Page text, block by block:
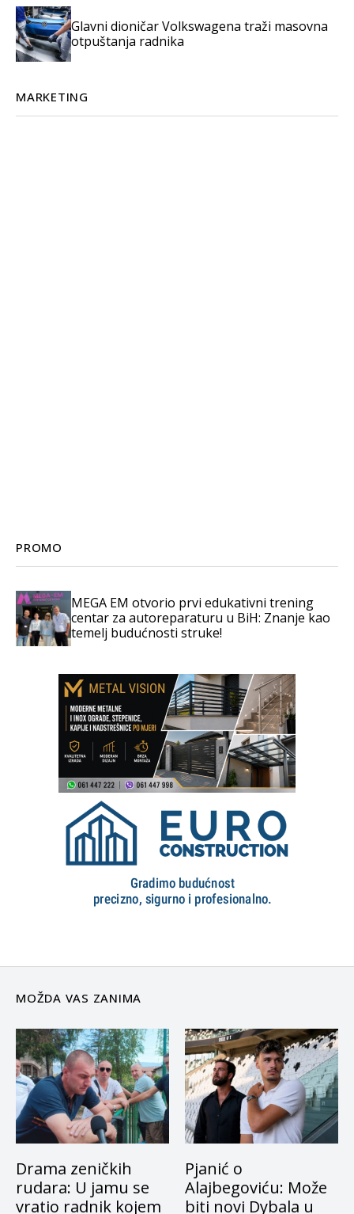
Glavni dioničar Volkswagena traži masovna
otpuštanja radnika
MARKETING
PROMO
MEGA EM otvorio prvi edukativni trening
centar za autoreparaturu u BiH: Znanje kao
temelj budućnosti struke!
MOŽDA VAS ZANIMA
Drama zeničkih
rudara: U jamu se
vratio radnik kojem
Pjanić o
Alajbegoviću: Može
biti novi Dybala u